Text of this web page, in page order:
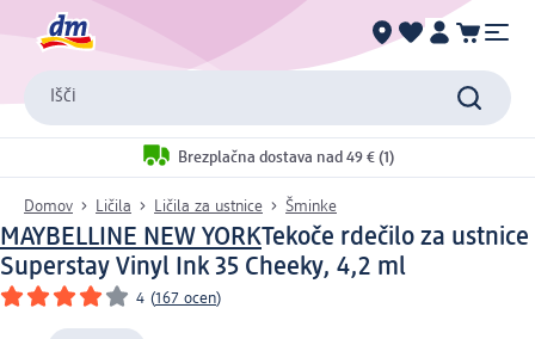
Išči
Brezplačna dostava nad 49 € (1)
Domov Ličila Ličila za ustnice Šminke
MAYBELLINE NEW YORKTekoče rdečilo za ustnice
Superstay Vinyl Ink 35 Cheeky, 4,2 ml
4 (167 ocen)